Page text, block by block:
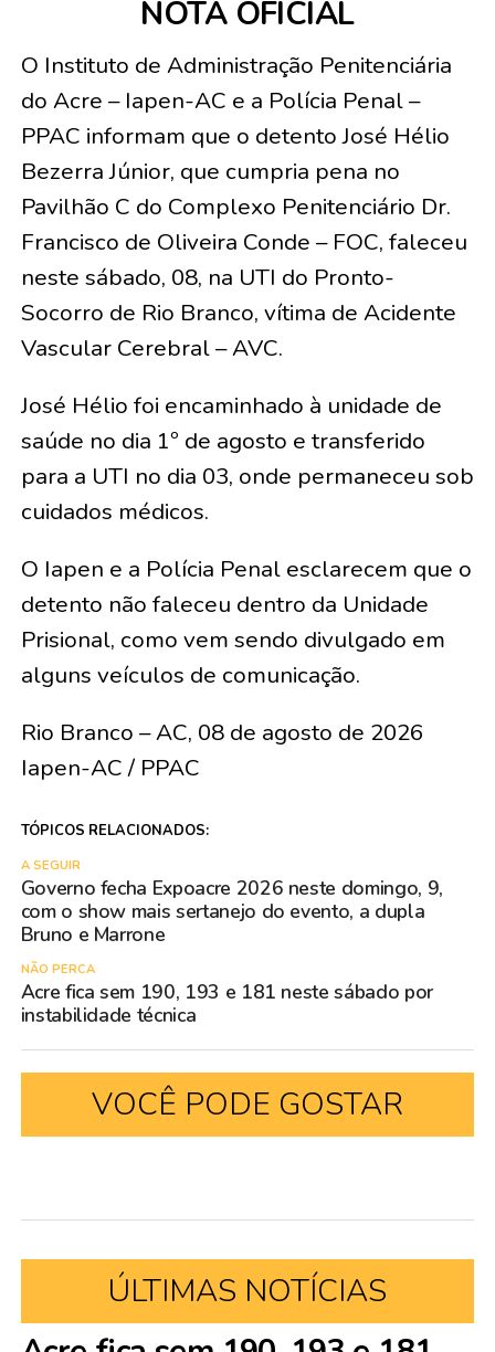
NOTA OFICIAL
O Instituto de Administração Penitenciária
do Acre – Iapen-AC e a Polícia Penal –
PPAC informam que o detento José Hélio
Bezerra Júnior, que cumpria pena no
Pavilhão C do Complexo Penitenciário Dr.
Francisco de Oliveira Conde – FOC, faleceu
neste sábado, 08, na UTI do Pronto-
Socorro de Rio Branco, vítima de Acidente
Vascular Cerebral – AVC.
José Hélio foi encaminhado à unidade de
saúde no dia 1º de agosto e transferido
para a UTI no dia 03, onde permaneceu sob
cuidados médicos.
O Iapen e a Polícia Penal esclarecem que o
detento não faleceu dentro da Unidade
Prisional, como vem sendo divulgado em
alguns veículos de comunicação.
Rio Branco – AC, 08 de agosto de 2026
Iapen-AC / PPAC
TÓPICOS RELACIONADOS:
A SEGUIR
Governo fecha Expoacre 2026 neste domingo, 9,
com o show mais sertanejo do evento, a dupla
Bruno e Marrone
NÃO PERCA
Acre fica sem 190, 193 e 181 neste sábado por
instabilidade técnica
VOCÊ PODE GOSTAR
ÚLTIMAS NOTÍCIAS